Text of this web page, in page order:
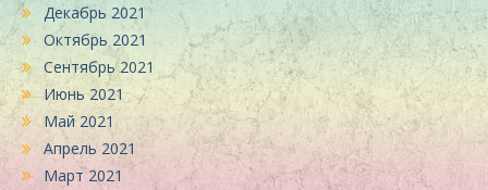
Декабрь 2021
Октябрь 2021
Сентябрь 2021
Июнь 2021
Май 2021
Апрель 2021
Март 2021